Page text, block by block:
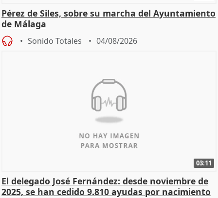
Pérez de Siles, sobre su marcha del Ayuntamiento
de Málaga
Sonido Totales 04/08/2026
03:11
El delegado José Fernández: desde noviembre de
2025, se han cedido 9.810 ayudas por nacimiento